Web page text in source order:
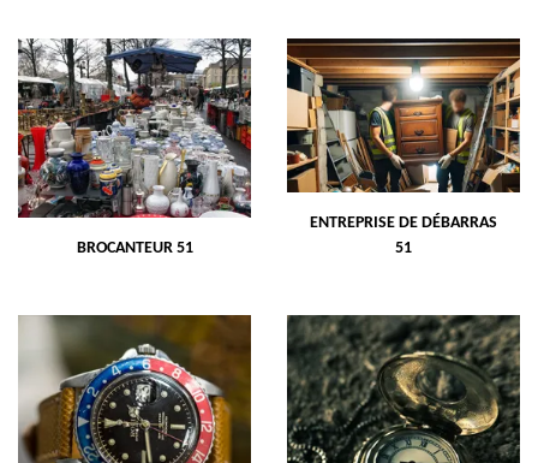
BROCANTEUR 51
ENTREPRISE DE DÉBARRAS
51